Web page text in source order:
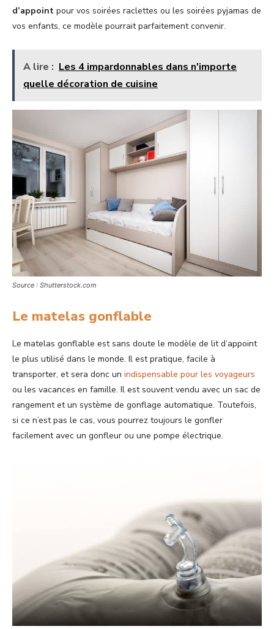
d’appoint pour vos soirées raclettes ou les soirées pyjamas de
vos enfants, ce modèle pourrait parfaitement convenir.
A lire : Les 4 impardonnables dans n'importe
quelle décoration de cuisine
Source : Shutterstock.com
Le matelas gonflable
Le matelas gonflable est sans doute le modèle de lit d’appoint
le plus utilisé dans le monde. Il est pratique, facile à
transporter, et sera donc un indispensable pour les voyageurs
ou les vacances en famille. Il est souvent vendu avec un sac de
rangement et un système de gonflage automatique. Toutefois,
si ce n’est pas le cas, vous pourrez toujours le gonfler
facilement avec un gonfleur ou une pompe électrique.